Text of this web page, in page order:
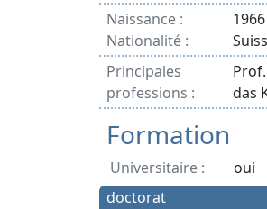
Naissance :
1966
Nationalité :
Principales
professions :
das
Formation
Universitaire :
oui
doctorat